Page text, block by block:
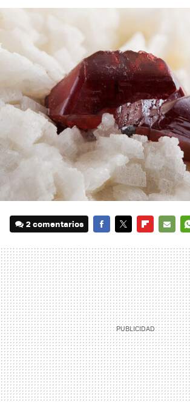
2 comentarios
MAIL